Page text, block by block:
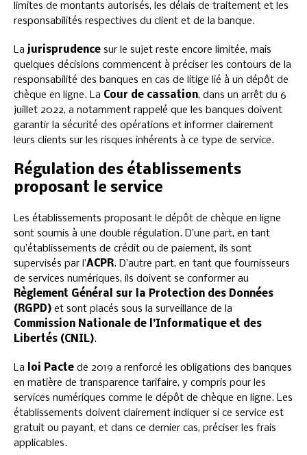
limites de montants autorisés, les délais de traitement et les
responsabilités respectives du client et de la banque.
La jurisprudence sur le sujet reste encore limitée, mais
quelques décisions commencent à préciser les contours de la
responsabilité des banques en cas de litige lié à un dépôt de
chèque en ligne. La Cour de cassation, dans un arrêt du 6
juillet 2022, a notamment rappelé que les banques doivent
garantir la sécurité des opérations et informer clairement
leurs clients sur les risques inhérents à ce type de service.
Régulation des établissements
proposant le service
Les établissements proposant le dépôt de chèque en ligne
sont soumis à une double régulation. D’une part, en tant
qu’établissements de crédit ou de paiement, ils sont
supervisés par l’ACPR. D’autre part, en tant que fournisseurs
de services numériques, ils doivent se conformer au
Règlement Général sur la Protection des Données
(RGPD) et sont placés sous la surveillance de la
Commission Nationale de l’Informatique et des
Libertés (CNIL).
La loi Pacte de 2019 a renforcé les obligations des banques
en matière de transparence tarifaire, y compris pour les
services numériques comme le dépôt de chèque en ligne. Les
établissements doivent clairement indiquer si ce service est
gratuit ou payant, et dans ce dernier cas, préciser les frais
applicables.